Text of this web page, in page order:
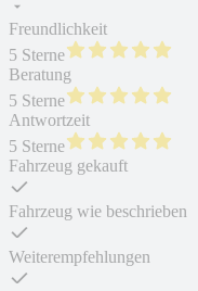
Freundlichkeit
5 Sterne
Beratung
5 Sterne
Antwortzeit
5 Sterne
Fahrzeug gekauft
Fahrzeug wie beschrieben
Weiterempfehlungen